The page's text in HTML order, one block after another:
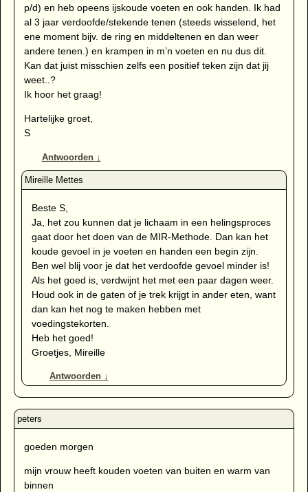
p/d) en heb opeens ijskoude voeten en ook handen. Ik had
al 3 jaar verdoofde/stekende tenen (steeds wisselend, het
ene moment bijv. de ring en middeltenen en dan weer
andere tenen.) en krampen in m’n voeten en nu dus dit.
Kan dat juist misschien zelfs een positief teken zijn dat jij
weet..?
Ik hoor het graag!
Hartelijke groet,
S
Antwoorden ↓
Beste S,
Ja, het zou kunnen dat je lichaam in een helingsproces
gaat door het doen van de MIR-Methode. Dan kan het
koude gevoel in je voeten en handen een begin zijn.
Ben wel blij voor je dat het verdoofde gevoel minder is!
Als het goed is, verdwijnt het met een paar dagen weer.
Houd ook in de gaten of je trek krijgt in ander eten, want
dan kan het nog te maken hebben met
voedingstekorten.
Heb het goed!
Groetjes, Mireille
Antwoorden ↓
goeden morgen
mijn vrouw heeft kouden voeten van buiten en warm van
binnen